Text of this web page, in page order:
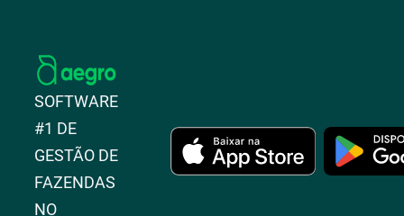
SOFTWARE
#1 DE
GESTÃO DE
FAZENDAS
NO